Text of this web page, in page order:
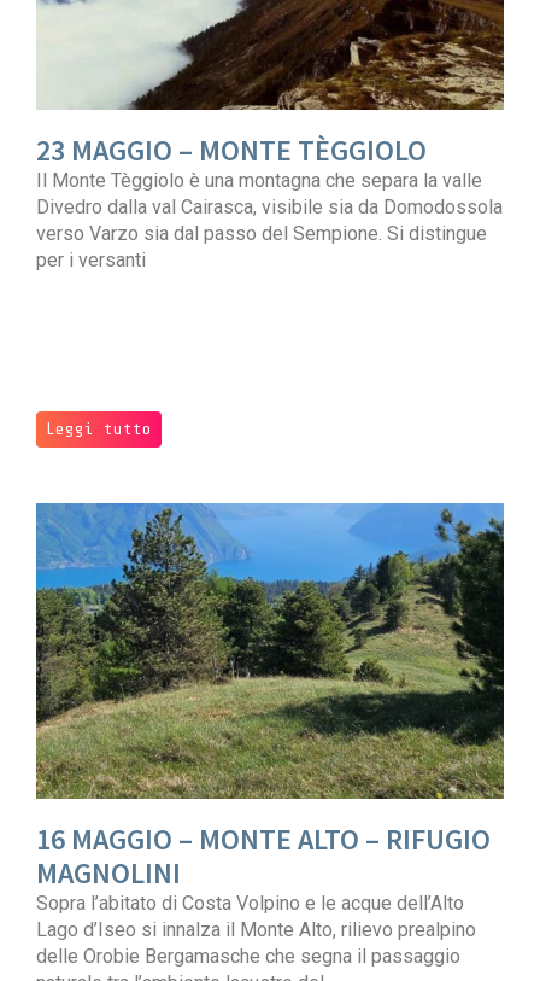
23 MAGGIO – MONTE TÈGGIOLO
Il Monte Tèggiolo è una montagna che separa la valle
Divedro dalla val Cairasca, visibile sia da Domodossola
verso Varzo sia dal passo del Sempione. Si distingue
per i versanti
Leggi tutto
16 MAGGIO – MONTE ALTO – RIFUGIO
MAGNOLINI
Sopra l’abitato di Costa Volpino e le acque dell’Alto
Lago d’Iseo si innalza il Monte Alto, rilievo prealpino
delle Orobie Bergamasche che segna il passaggio